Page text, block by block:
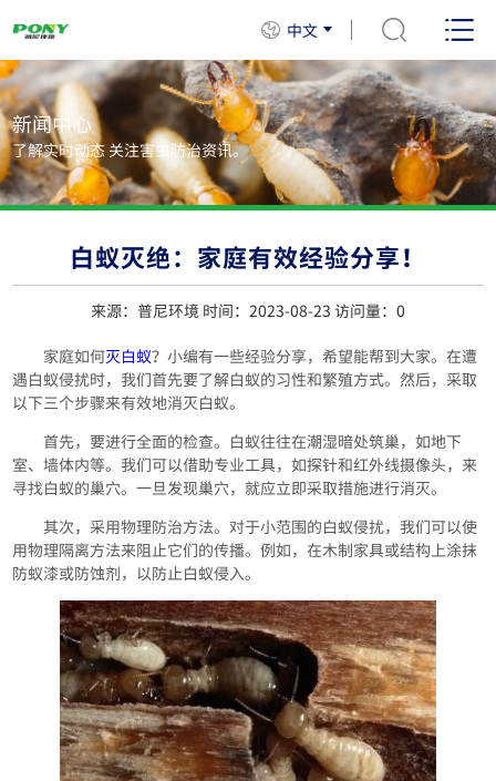
中文
新闻中心
了解实时动态 关注害虫防治资讯。
白蚁灭绝：家庭有效经验分享！
来源：普尼环境 时间：2023-08-23 访问量： 0
家庭如何灭白蚁？小编有一些经验分享，希望能帮到大家。在遭
遇白蚁侵扰时，我们首先要了解白蚁的习性和繁殖方式。然后，采取
以下三个步骤来有效地消灭白蚁。
首先，要进行全面的检查。白蚁往往在潮湿暗处筑巢，如地下
室、墙体内等。我们可以借助专业工具，如探针和红外线摄像头，来
寻找白蚁的巢穴。一旦发现巢穴，就应立即采取措施进行消灭。
其次，采用物理防治方法。对于小范围的白蚁侵扰，我们可以使
用物理隔离方法来阻止它们的传播。例如，在木制家具或结构上涂抹
防蚁漆或防蚀剂，以防止白蚁侵入。